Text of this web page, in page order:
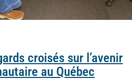
croisés sur l’avenir
au Québec